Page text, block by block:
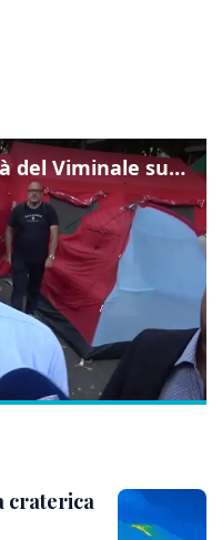
Gualtieri: "Responsabilità del Viminale su Spin Time? La posizione dei partiti è nota"
craterica